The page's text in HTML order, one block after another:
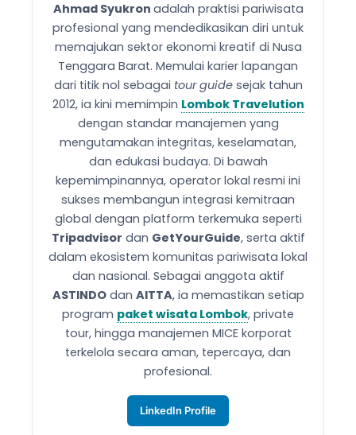
Ahmad Syukron adalah praktisi pariwisata
profesional yang mendedikasikan diri untuk
memajukan sektor ekonomi kreatif di Nusa
Tenggara Barat. Memulai karier lapangan
dari titik nol sebagai tour guidesejak tahun
2012, ia kini memimpin Lombok Travelution
dengan standar manajemen yang
mengutamakan integritas, keselamatan,
dan edukasi budaya. Di bawah
kepemimpinannya, operator lokal resmi ini
sukses membangun integrasi kemitraan
global dengan platform terkemuka seperti
Tripadvisor dan GetYourGuide, serta aktif
dalam ekosistem komunitas pariwisata lokal
dan nasional. Sebagai anggota aktif
ASTINDOdan AITTA, ia memastikan setiap
program paket wisata Lombok, private
tour, hingga manajemen MICE korporat
terkelola secara aman, tepercaya, dan
profesional.
LinkedIn Profile